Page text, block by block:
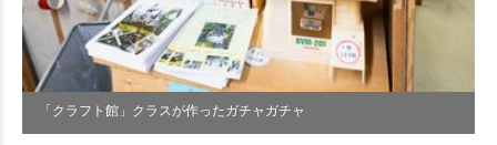
「クラフト館」クラスが作ったガチャガチャ